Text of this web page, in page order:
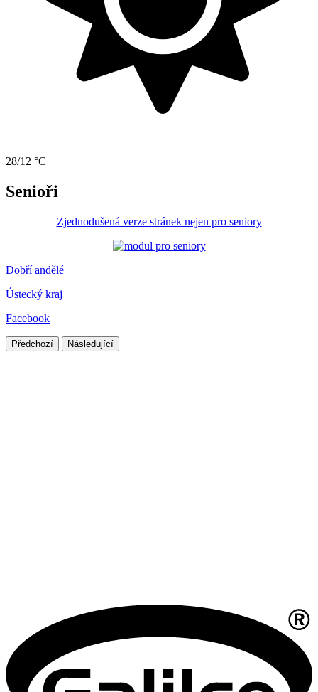
28/12 °C
Senioři
Zjednodušená verze stránek nejen pro seniory
Dobří andělé
Ústecký kraj
Facebook
Předchozí Následující